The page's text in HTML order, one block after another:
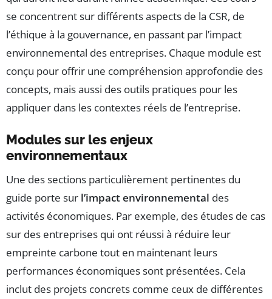
se concentrent sur différents aspects de la CSR, de
l’éthique à la gouvernance, en passant par l’impact
environnemental des entreprises. Chaque module est
conçu pour offrir une compréhension approfondie des
concepts, mais aussi des outils pratiques pour les
appliquer dans les contextes réels de l’entreprise.
Modules sur les enjeux
environnementaux
Une des sections particulièrement pertinentes du
guide porte sur l’impact environnemental des
activités économiques. Par exemple, des études de cas
sur des entreprises qui ont réussi à réduire leur
empreinte carbone tout en maintenant leurs
performances économiques sont présentées. Cela
inclut des projets concrets comme ceux de différentes